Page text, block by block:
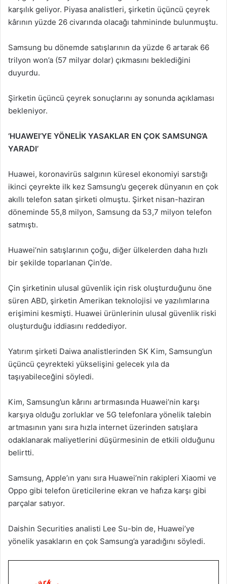
karşılık geliyor. Piyasa analistleri, şirketin üçüncü çeyrek
kârının yüzde 26 civarında olacağı tahmininde bulunmuştu.
Samsung bu dönemde satışlarının da yüzde 6 artarak 66
trilyon won’a (57 milyar dolar) çıkmasını beklediğini
duyurdu.
Şirketin üçüncü çeyrek sonuçlarını ay sonunda açıklaması
bekleniyor.
‘HUAWEI’YE YÖNELİK YASAKLAR EN ÇOK SAMSUNG’A
YARADI’
Huawei, koronavirüs salgının küresel ekonomiyi sarstığı
ikinci çeyrekte ilk kez Samsung’u geçerek dünyanın en çok
akıllı telefon satan şirketi olmuştu. Şirket nisan-haziran
döneminde 55,8 milyon, Samsung da 53,7 milyon telefon
satmıştı.
Huawei’nin satışlarının çoğu, diğer ülkelerden daha hızlı
bir şekilde toparlanan Çin’de.
Çin şirketinin ulusal güvenlik için risk oluşturduğunu öne
süren ABD, şirketin Amerikan teknolojisi ve yazılımlarına
erişimini kesmişti. Huawei ürünlerinin ulusal güvenlik riski
oluşturduğu iddiasını reddediyor.
Yatırım şirketi Daiwa analistlerinden SK Kim, Samsung’un
üçüncü çeyrekteki yükselişini gelecek yıla da
taşıyabileceğini söyledi.
Kim, Samsung’un kârını artırmasında Huawei’nin karşı
karşıya olduğu zorluklar ve 5G telefonlara yönelik talebin
artmasının yanı sıra hızla internet üzerinden satışlara
odaklanarak maliyetlerini düşürmesinin de etkili olduğunu
belirtti.
Samsung, Apple’ın yanı sıra Huawei’nin rakipleri Xiaomi ve
Oppo gibi telefon üreticilerine ekran ve hafıza karşı gibi
parçalar satıyor.
Daishin Securities analisti Lee Su-bin de, Huawei’ye
yönelik yasakların en çok Samsung’a yaradığını söyledi.